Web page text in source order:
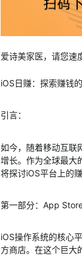
爱诗美家医，请您速
iOS日赚：探索赚钱
引言：
如今，随着移动互联
增长。作为全球最大
将探讨iOS平台上的
第一部分：App
iOS操作系统的核心
方商店。在这个巨大